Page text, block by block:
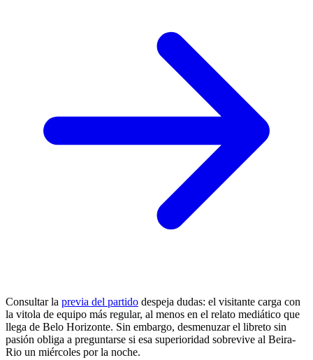
Consultar la previa del partido despeja dudas: el visitante carga con
la vitola de equipo más regular, al menos en el relato mediático que
llega de Belo Horizonte. Sin embargo, desmenuzar el libreto sin
pasión obliga a preguntarse si esa superioridad sobrevive al Beira-
Rio un miércoles por la noche.